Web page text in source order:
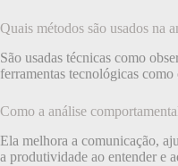
Quais métodos são usados na
São usadas técnicas como
ferramentas tecnológicas
Como a análise
Ela melhora a comunicação,
a produtividade ao entender e